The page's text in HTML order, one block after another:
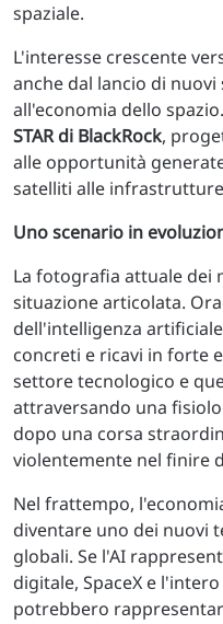
spaziale.
L'interesse crescente
anche dal lancio di
all'economia dello
STAR di BlackRock,
alle opportunità
satelliti alle
Uno scenario in
La fotografia attuale dei
situazione articolata.
dell'intelligenza
concreti e ricavi in forte
settore tecnologico e
attraversando una
dopo una corsa
violentemente nel finire
Nel frattempo,
diventare uno dei nuovi
globali. Se l'AI
digitale, SpaceX e
potrebbero